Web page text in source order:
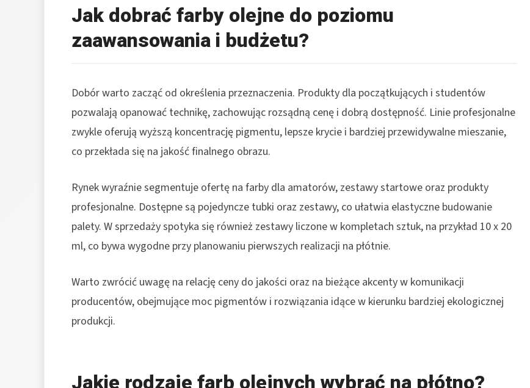
Jak dobrać farby olejne do poziomu
zaawansowania i budżetu?
Dobór warto zacząć od określenia przeznaczenia. Produkty dla początkujących i studentów
pozwalają opanować technikę, zachowując rozsądną cenę i dobrą dostępność. Linie profesjonalne
zwykle oferują wyższą koncentrację pigmentu, lepsze krycie i bardziej przewidywalne mieszanie,
co przekłada się na jakość finalnego obrazu.
Rynek wyraźnie segmentuje ofertę na farby dla amatorów, zestawy startowe oraz produkty
profesjonalne. Dostępne są pojedyncze tubki oraz zestawy, co ułatwia elastyczne budowanie
palety. W sprzedaży spotyka się również zestawy liczone w kompletach sztuk, na przykład 10 x 20
ml, co bywa wygodne przy planowaniu pierwszych realizacji na płótnie.
Warto zwrócić uwagę na relację ceny do jakości oraz na bieżące akcenty w komunikacji
producentów, obejmujące moc pigmentów i rozwiązania idące w kierunku bardziej ekologicznej
produkcji.
Jakie rodzaje farb olejnych wybrać na płótno?